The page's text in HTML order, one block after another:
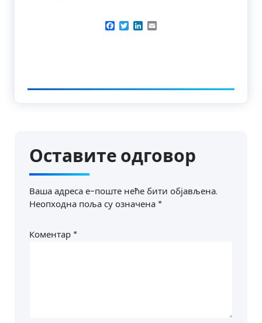
Facebook
TwitterLinkedIn
Оставите одговор
Ваша адреса е-поште неће бити објављена.
Неопходна поља су означена *
Коментар *